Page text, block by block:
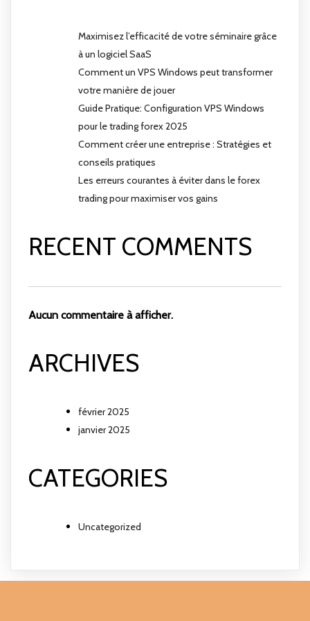
Maximisez l’efficacité de votre séminaire grâce
à un logiciel SaaS
Comment un VPS Windows peut transformer
votre manière de jouer
Guide Pratique: Configuration VPS Windows
pour le trading forex 2025
Comment créer une entreprise : Stratégies et
conseils pratiques
Les erreurs courantes à éviter dans le forex
trading pour maximiser vos gains
RECENT COMMENTS
Aucun commentaire à afficher.
ARCHIVES
février 2025
janvier 2025
CATEGORIES
Uncategorized